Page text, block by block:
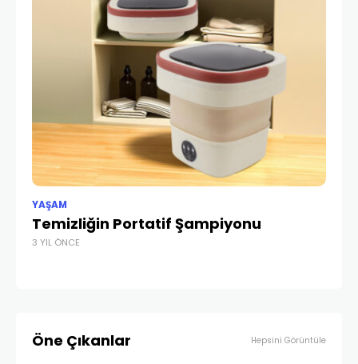
YAŞAM
Temizliğin Portatif Şampiyonu
3 YIL ÖNCE
Öne Çıkanlar Hepsini Görüntüle